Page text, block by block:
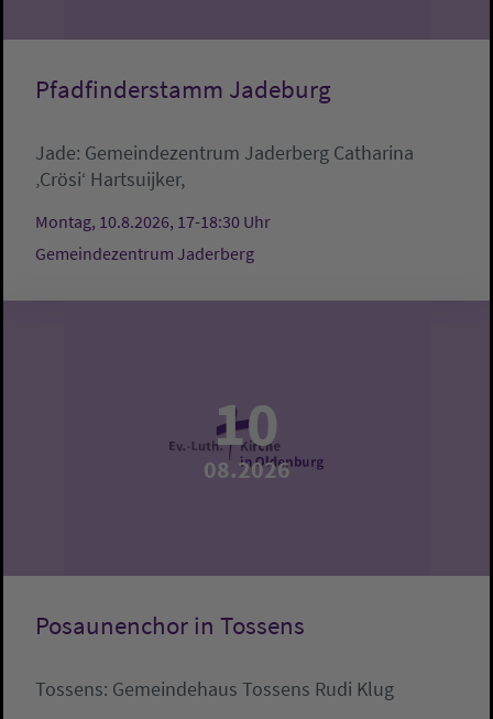
Pfadfinderstamm Jadeburg
Jade: Gemeindezentrum Jaderberg Catharina
‚Crösi‘ Hartsuijker,
Montag, 10.8.2026, 17-18:30 Uhr
Gemeindezentrum Jaderberg
10
08.2026
Posaunenchor in Tossens
Tossens: Gemeindehaus Tossens Rudi Klug